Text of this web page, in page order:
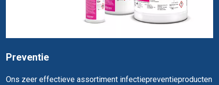
Preventie
Ons zeer effectieve assortiment infectiepreventieproducten